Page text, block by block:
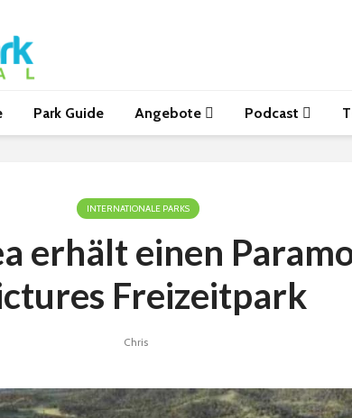
Park Guide Angebote Podcast
INTERNATIONALE PARKS
erhält einen
Freizeitpark
Chris